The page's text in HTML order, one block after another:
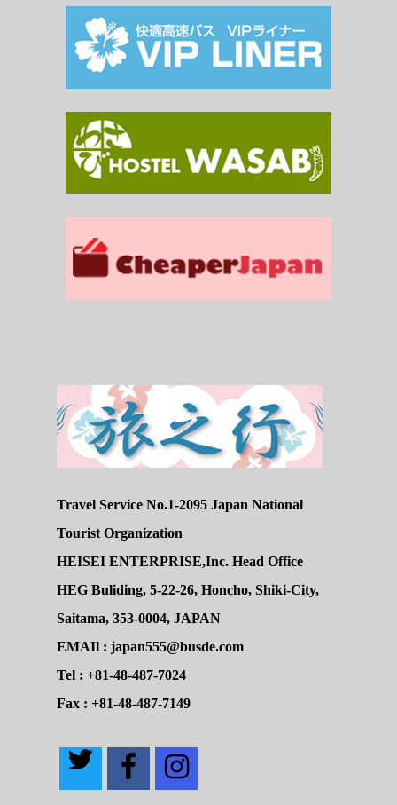
Travel Service No.1-2095 Japan National
Tourist Organization
HEISEI ENTERPRISE,Inc. Head Office
HEG Buliding, 5-22-26, Honcho, Shiki-City,
Saitama, 353-0004, JAPAN
EMAIl : japan555@busde.com
Tel : +81-48-487-7024
Fax : +81-48-487-7149